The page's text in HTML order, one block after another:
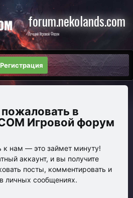
forum.nekolands.com
Лучший Игровой Форум
Регистрация
Игровой форум
к нам — это займет минуту!
аккаунт, и вы получите
посты, комментировать и
личных сообщениях.